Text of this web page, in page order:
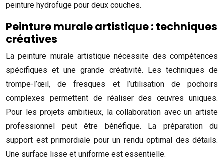
peinture hydrofuge pour deux couches.
Peinture murale artistique : techniques
créatives
La peinture murale artistique nécessite des compétences
spécifiques et une grande créativité. Les techniques de
trompe-l’œil, de fresques et l’utilisation de pochoirs
complexes permettent de réaliser des œuvres uniques.
Pour les projets ambitieux, la collaboration avec un artiste
professionnel peut être bénéfique. La préparation du
support est primordiale pour un rendu optimal des détails.
Une surface lisse et uniforme est essentielle.